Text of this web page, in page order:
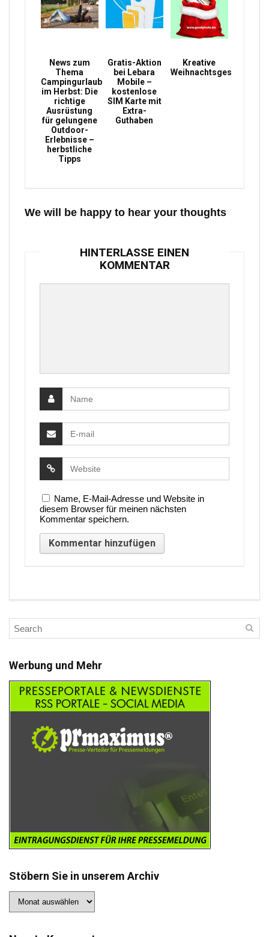
News zum
Thema
Campingurlaub
im Herbst: Die
richtige
Ausrüstung
für gelungene
Outdoor-
Erlebnisse –
herbstliche
Tipps
Gratis-Aktion
bei Lebara
Mobile –
kostenlose
SIM Karte mit
Extra-
Guthaben
Kreative
Weihnachtsgeschenke
We will be happy to hear your thoughts
HINTERLASSE EINEN
KOMMENTAR
Name, E-Mail-Adresse und Website in
diesem Browser für meinen nächsten
Kommentar speichern.
Werbung und Mehr
Stöbern Sie in unserem Archiv
Sie